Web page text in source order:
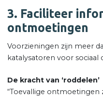
3. Faciliteer
ontmoetingen
Voorzieningen zijn meer
katalysatoren voor sociaal
De kracht van ‘roddelen’
“Toevallige ontmoetingen